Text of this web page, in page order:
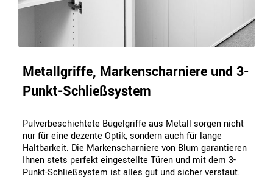
Metallgriffe, Markenscharniere und 3-
Punkt-Schließsystem
Pulverbeschichtete Bügelgriffe aus Metall sorgen nicht
nur für eine dezente Optik, sondern auch für lange
Haltbarkeit. Die Markenscharniere von Blum garantieren
Ihnen stets perfekt eingestellte Türen und mit dem 3-
Punkt-Schließsystem ist alles gut und sicher verstaut.